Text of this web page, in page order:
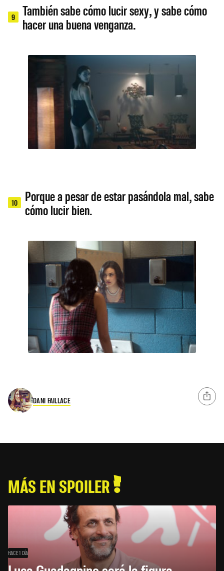
9
También sabe cómo lucir sexy, y sabe cómo
hacer una buena venganza.
10
Porque a pesar de estar pasándola mal, sabe
cómo lucir bien.
DANI FAILLACE
MÁS EN SPOILER
HACE 1 DÍA